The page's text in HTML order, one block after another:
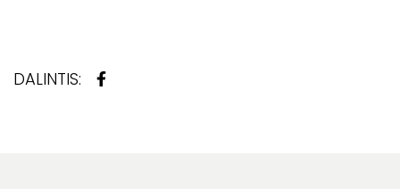
DALINTIS: